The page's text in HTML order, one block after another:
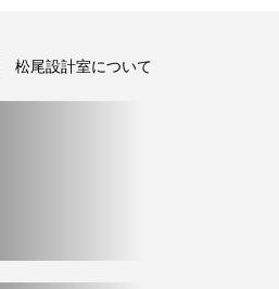
松尾設計室について